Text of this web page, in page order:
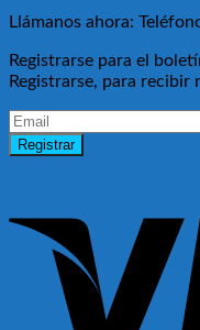
Llámanos ahora:
Registrarse para el
Registrarse, para recibir